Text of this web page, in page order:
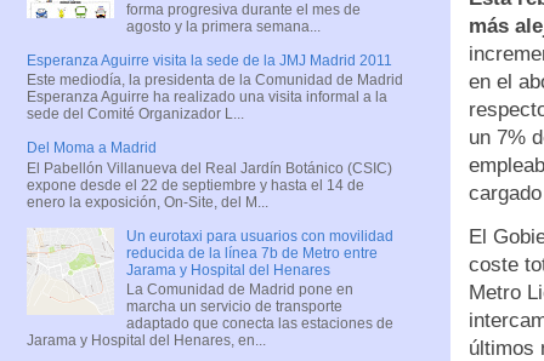
más
en el
un 7%
El
coste
Metro
últimos
forma progresiva durante el mes de
agosto y la primera semana...
Esperanza Aguirre visita la sede de la JMJ Madrid 2011
Este mediodía, la presidenta de la Comunidad de Madrid
Esperanza Aguirre ha realizado una visita informal a la
sede del Comité Organizador L...
Del Moma a Madrid
El Pabellón Villanueva del Real Jardín Botánico (CSIC)
expone desde el 22 de septiembre y hasta el 14 de
enero la exposición, On-Site, del M...
Un eurotaxi para usuarios con movilidad
reducida de la línea 7b de Metro entre
Jarama y Hospital del Henares
La Comunidad de Madrid pone en
marcha un servicio de transporte
adaptado que conecta las estaciones de
Jarama y Hospital del Henares, en...